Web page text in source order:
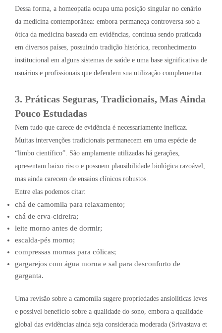
Dessa forma, a homeopatia ocupa uma posição singular no cenário
da medicina contemporânea: embora permaneça controversa sob a
ótica da medicina baseada em evidências, continua sendo praticada
em diversos países, possuindo tradição histórica, reconhecimento
institucional em alguns sistemas de saúde e uma base significativa de
usuários e profissionais que defendem sua utilização complementar.
3. Práticas Seguras, Tradicionais, Mas Ainda
Pouco Estudadas
Nem tudo que carece de evidência é necessariamente ineficaz.
Muitas intervenções tradicionais permanecem em uma espécie de
“limbo científico”. São amplamente utilizadas há gerações,
apresentam baixo risco e possuem plausibilidade biológica razoável,
mas ainda carecem de ensaios clínicos robustos.
Entre elas podemos citar:
chá de camomila para relaxamento;
chá de erva-cidreira;
leite morno antes de dormir;
escalda-pés morno;
compressas mornas para cólicas;
gargarejos com água morna e sal para desconforto de
garganta.
Uma revisão sobre a camomila sugere propriedades ansiolíticas leves
e possível benefício sobre a qualidade do sono, embora a qualidade
global das evidências ainda seja considerada moderada (Srivastava et